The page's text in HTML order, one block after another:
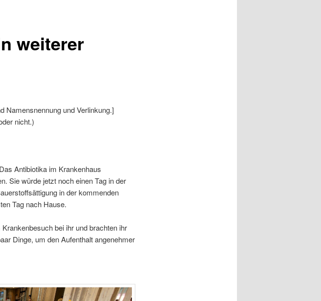
weiterer
Namensnennung und Verlinkung.]
nicht.)
Antibiotika im Krankenhaus
Sie würde jetzt noch einen Tag in der
in der kommenden
Tag nach Hause.
bei ihr und brachten ihr
Dinge, um den Aufenthalt angenehmer